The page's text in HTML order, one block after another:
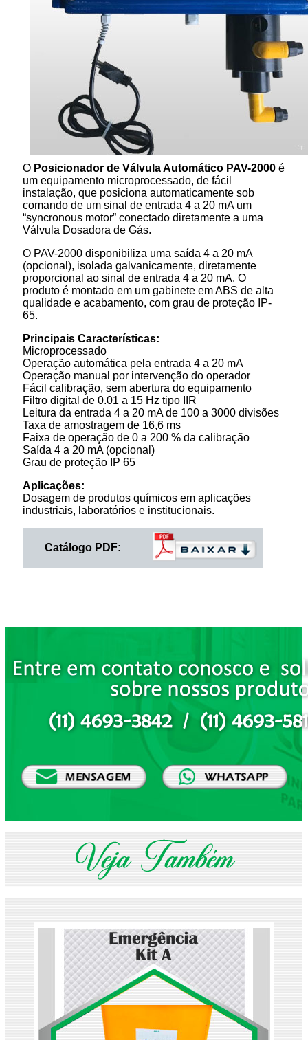
O Posicionador de Válvula Automático PAV-2000 é
um equipamento microprocessado, de fácil
instalação, que posiciona automaticamente sob
comando de um sinal de entrada 4 a 20 mA um
“syncronous motor” conectado diretamente a uma
Válvula Dosadora de Gás.
O PAV-2000 disponibiliza uma saída 4 a 20 mA
(opcional), isolada galvanicamente, diretamente
proporcional ao sinal de entrada 4 a 20 mA. O
produto é montado em um gabinete em ABS de alta
qualidade e acabamento, com grau de proteção IP-
65.
Principais Características:
Microprocessado
Operação automática pela entrada 4 a 20 mA
Operação manual por intervenção do operador
Fácil calibração, sem abertura do equipamento
Filtro digital de 0.01 a 15 Hz tipo IIR
Leitura da entrada 4 a 20 mA de 100 a 3000 divisões
Taxa de amostragem de 16,6 ms
Faixa de operação de 0 a 200 % da calibração
Saída 4 a 20 mA (opcional)
Grau de proteção IP 65
Aplicações:
Dosagem de produtos químicos em aplicações
industriais, laboratórios e institucionais.
Catálogo PDF: